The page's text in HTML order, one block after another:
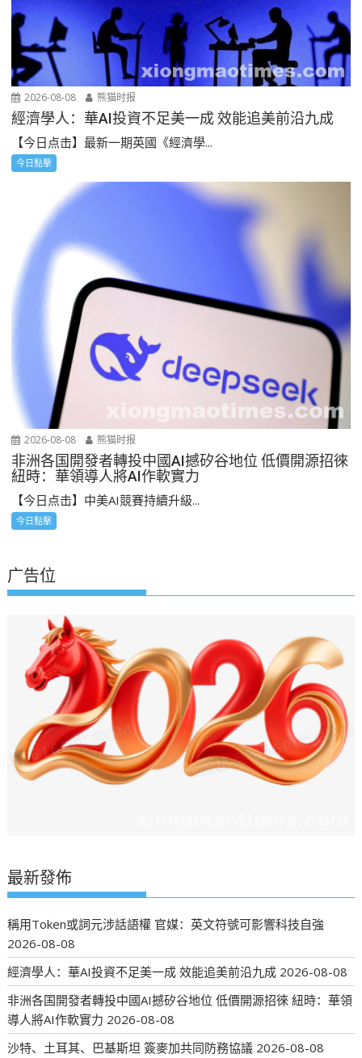
2026-08-08 熊猫时报
經濟學人：華AI投資不足美一成 效能追美前沿九成
【今日点击】最新一期英國《經濟學...
今日點擊
2026-08-08 熊猫时报
非洲各国開發者轉投中國AI撼矽谷地位 低價開源招徠
紐時：華領導人將AI作軟實力
【今日点击】中美AI競賽持續升級...
今日點擊
广告位
最新發佈
稱用Token或詞元涉話語權 官媒：英文符號可影響科技自強
2026-08-08
經濟學人：華AI投資不足美一成 效能追美前沿九成 2026-08-08
非洲各国開發者轉投中國AI撼矽谷地位 低價開源招徠 紐時：華領
導人將AI作軟實力 2026-08-08
沙特、土耳其、巴基斯坦 簽麥加共同防務協議 2026-08-08